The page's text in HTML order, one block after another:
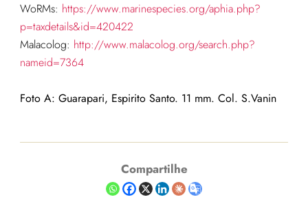
WoRMs: https://www.marinespecies.org/aphia.php?
p=taxdetails&id=420422
Malacolog: http://www.malacolog.org/search.php?
nameid=7364
Foto A: Guarapari, Espirito Santo. 11 mm. Col. S.Vanin
Compartilhe